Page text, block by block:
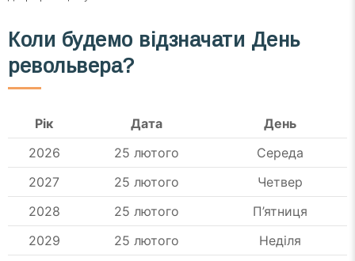
Коли будемо відзначати День
револьвера?
Рік Дата
День
2026
25 лютого
Середа
2027
25 лютого
Четвер
2028
25 лютого
П’ятниця
2029
25 лютого
Неділя